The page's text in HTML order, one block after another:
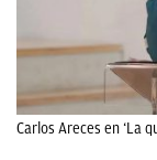
Carlos Areces en ‘La